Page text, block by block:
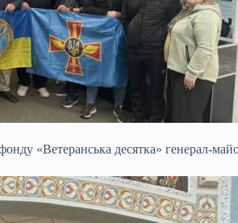
«Ветеранська десятка» генерал-